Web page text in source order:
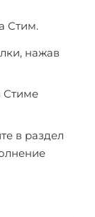
Стим.
нажав
Стиме
в раздел